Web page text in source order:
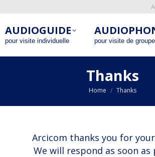
AUDIOGUIDE
pour visite individuelle pour visite de groupe
Thanks
You are here:
Home Thanks
Arcicom thanks you for
We will respond as soon as
pour visite individuelle pour visite de